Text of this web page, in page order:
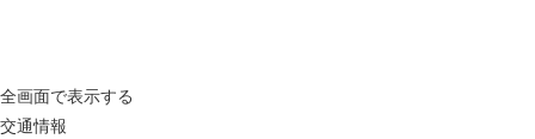
全画面で表示する
交通情報